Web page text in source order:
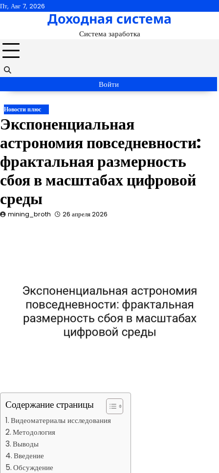
Перейти
Пт, Авг 7, 2026
Доходная система
Система заработка
Войти
Новости плюс
Экспоненциальная
астрономия повседневности:
фрактальная размерность
сбоя в масштабах цифровой
среды
mining_broth 26 апреля 2026
Содержание страницы
Видеоматериалы исследования
Методология
Выводы
Введение
Обсуждение